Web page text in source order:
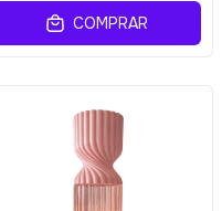
COMPRAR